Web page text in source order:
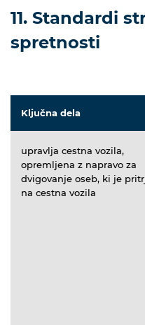
11. Standardi
spretnosti
Ključna dela
upravlja cestna vozila,
opremljena z napravo za
dvigovanje oseb, ki je
na cestna vozila